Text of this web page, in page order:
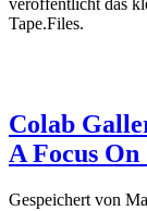
veröffentlicht das
Tape.Files.
Colab
A Focus
Gespeichert von